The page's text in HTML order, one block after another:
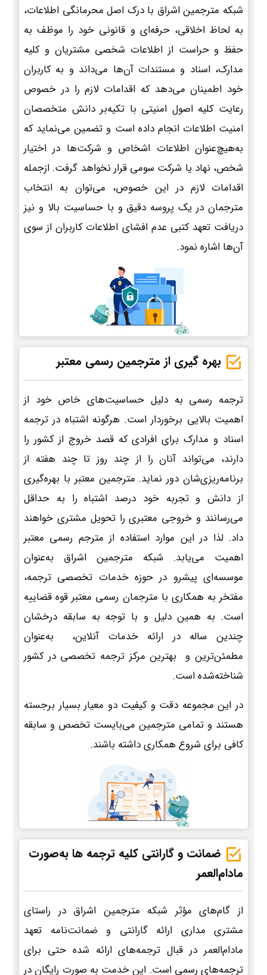
شبکه مترجمین اشراق با درک اصل محرمانگی اطلاعات،
به لحاظ اخلاقی، حرفه‌ای و قانونی خود را موظف به
حفظ و حراست از اطلاعات شخصی مشتریان و کلیه
مدارک، اسناد و مستندات آن‌ها می‌داند و به کاربران
خود اطمینان می‌دهد که اقدامات لازم را در خصوص
رعایت کلیه اصول امنیتی با تکیه‌بر دانش متخصصان
امنیت اطلاعات انجام داده است و تضمین می‌نماید که
به‌هیچ‌عنوان اطلاعات اشخاص و شرکت‌ها در اختیار
شخص، نهاد یا شرکت سومی قرار نخواهد گرفت. ازجمله
اقدامات لازم در این خصوص، می‌توان به انتخاب
مترجمان در یک پروسه دقیق و با حساسیت بالا و نیز
دریافت تعهد کتبی عدم افشای اطلاعات کاربران از سوی
آن‌ها اشاره نمود.
بهره گیری از مترجمین رسمی معتبر
ترجمه رسمی به دلیل حساسیت‌های خاص خود از
اهمیت بالایی برخوردار است. هرگونه اشتباه در ترجمه
اسناد و مدارک برای افرادی که قصد خروج از کشور را
دارند، می‌تواند آنان را از چند روز تا چند هفته از
برنامه‌ریزی‌شان دور نماید. مترجمین معتبر با بهره‌گیری
از دانش و تجربه خود درصد اشتباه را به حداقل
می‌رسانند و خروجی معتبری را تحویل مشتری خواهند
داد. لذا در این موارد استفاده از مترجم رسمی معتبر
اهمیت می‌یابد. شبکه مترجمین اشراق به‌عنوان
موسسه‌ای پیشرو در حوزه خدمات تخصصی ترجمه،
مفتخر به همکاری با مترجمان رسمی معتبر قوه قضاییه
است. به همین دلیل و با توجه به سابقه درخشان
چندین ساله در ارائه خدمات آنلاین، به‌عنوان
مطمئن‌ترین و بهترین مرکز ترجمه تخصصی در کشور
شناخته‌شده است.
در این مجموعه دقت و کیفیت دو معیار بسیار برجسته
هستند و تمامی مترجمین می‌بایست تخصص و سابقه
کافی برای شروع همکاری داشته باشند.
ضمانت و گارانتی کلیه ترجمه ها به‌صورت
مادام‌العمر
از گام‌های مؤثر شبکه مترجمین اشراق در راستای
مشتری مداری ارائه گارانتی و ضمانت‌نامه تعهد
مادام‌العمر در قبال ترجمه‌های ارائه شده حتی برای
ترجمه‌های رسمی است. این خدمت به صورت رایگان در